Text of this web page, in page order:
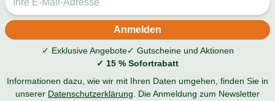
✓ Exklusive Angebote✓ Gutscheine und Aktionen
✓ 15 % Sofortrabatt
Informationen dazu, wie wir mit Ihren Daten umgehen, finden Sie in
unserer Datenschutzerklärung. Die Anmeldung zum Newsletter